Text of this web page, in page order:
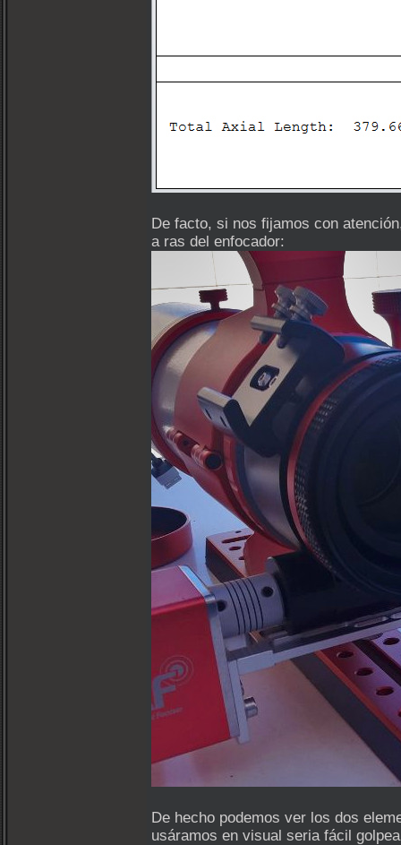
De facto, si nos fijamos con
a ras del enfocador:
De hecho podemos ver los dos
usáramos en visual seria fácil